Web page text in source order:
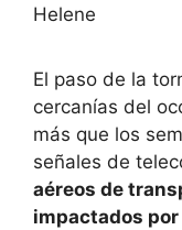
Helene
El paso de la
cercanías del
más que los
señales de
aéreos de
impactados